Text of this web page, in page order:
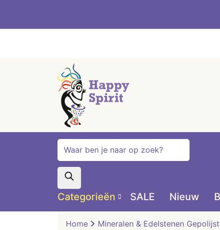
Producten
zoeken
Categorieën SALE Nieuw
Home Mineralen & Edelstenen Gepolijst